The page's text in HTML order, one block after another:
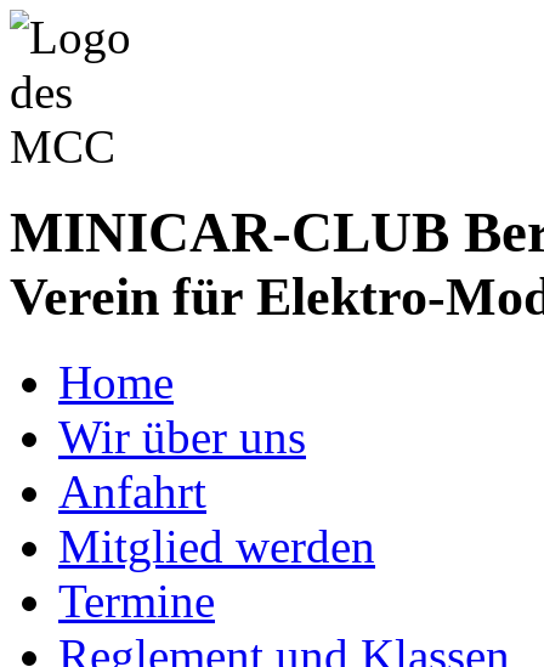
MINICAR-CLUB
Verein für Elektro-
Home
Wir über uns
Anfahrt
Mitglied werden
Termine
Reglement und Klassen